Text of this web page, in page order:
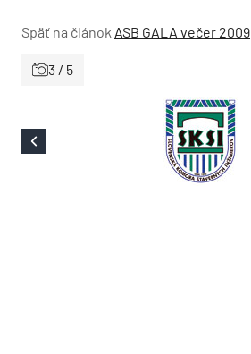
Späť na článok ASB GALA večer 2009
3 / 5